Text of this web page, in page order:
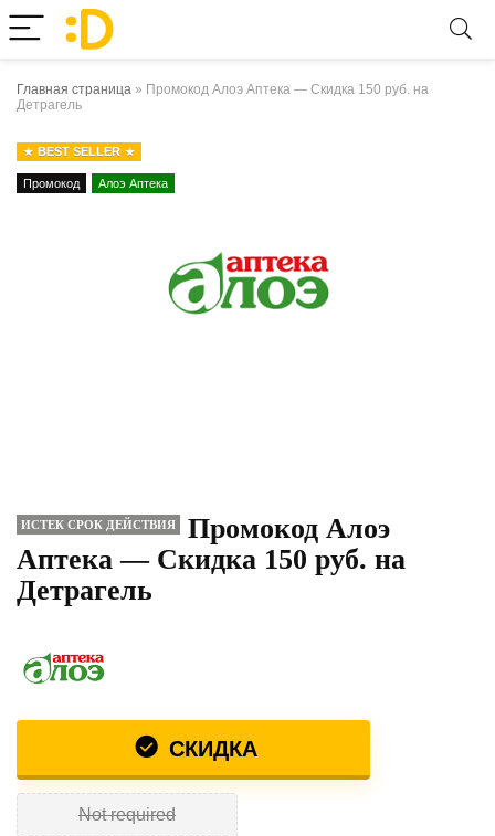
Главная страница » Промокод Алоэ Аптека — Скидка 150 руб. на
Детрагель
BEST SELLER
Промокод Алоэ Аптека
ИСТЕК СРОК ДЕЙСТВИЯ
Промокод Алоэ
Аптека — Скидка 150 руб. на
Детрагель
СКИДКА
Not required